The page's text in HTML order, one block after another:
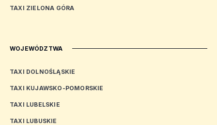
TAXI ZIELONA GÓRA
WOJEWÓDZTWA
TAXI DOLNOŚLĄSKIE
TAXI KUJAWSKO-POMORSKIE
TAXI LUBELSKIE
TAXI LUBUSKIE